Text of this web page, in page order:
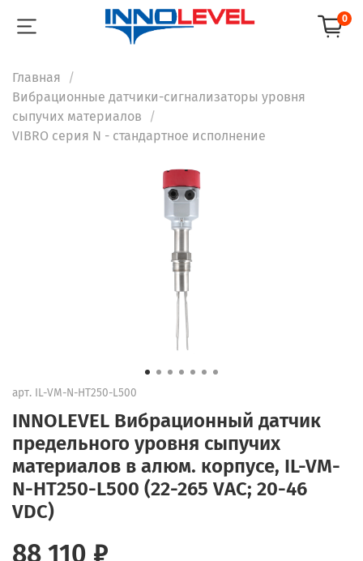
0
Главная
Вибрационные датчики-сигнализаторы уровня
сыпучих материалов
VIBRO серия N - стандартное исполнение
арт. IL-VM-N-HT250-L500
INNOLEVEL Вибрационный датчик
предельного уровня сыпучих
материалов в алюм. корпусе, IL-VM-
N-HT250-L500 (22-265 VAC; 20-46
VDC)
88 110 ₽